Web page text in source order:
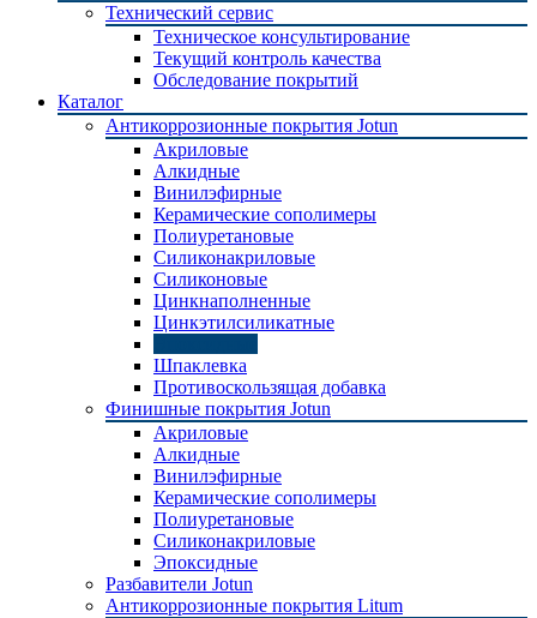
Технический сервис
Техническое консультирование
Текущий контроль качества
Обследование покрытий
Каталог
Антикоррозионные покрытия Jotun
Акриловые
Алкидные
Винилэфирные
Керамические сополимеры
Полиуретановые
Силиконакриловые
Силиконовые
Цинкнаполненные
Цинкэтилсиликатные
Шпаклевка
Противоскользящая добавка
Финишные покрытия Jotun
Акриловые
Алкидные
Винилэфирные
Керамические сополимеры
Полиуретановые
Силиконакриловые
Эпоксидные
Разбавители Jotun
Антикоррозионные покрытия Litum